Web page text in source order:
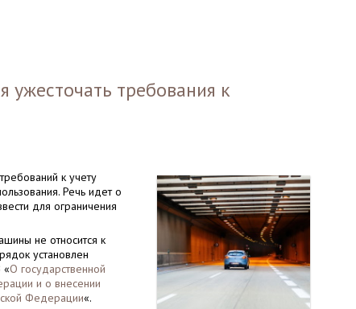
ужесточать требования к
к учету
Речь идет о
для ограничения
не относится к
установлен
«О государственной
и о внесении
Федерации«.